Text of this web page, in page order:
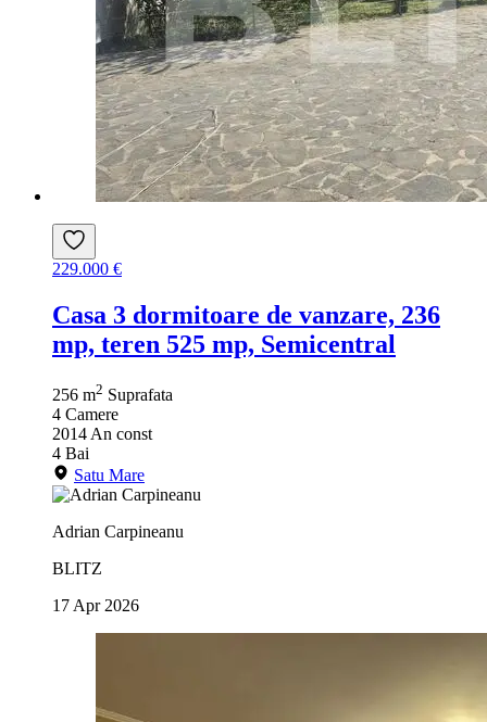
229.000 €
Casa 3 dormitoare de vanzare, 236
mp, teren 525 mp, Semicentral
256 m2 Suprafata
4 Camere
2014 An const
4 Bai
Satu Mare
Adrian Carpineanu
BLITZ
17 Apr 2026